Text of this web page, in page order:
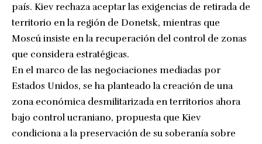
país. Kiev rechaza aceptar las exigencias de retirada de
territorio en la región de Donetsk, mientras que
Moscú insiste en la recuperación del control de zonas
que considera estratégicas.
En el marco de las negociaciones mediadas por
Estados Unidos, se ha planteado la creación de una
zona económica desmilitarizada en territorios ahora
bajo control ucraniano, propuesta que Kiev
condiciona a la preservación de su soberanía sobre